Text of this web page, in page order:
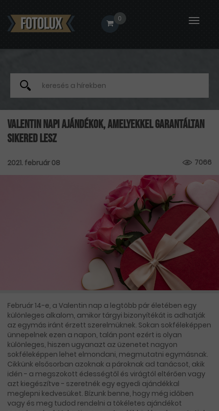
0
Toggle
Valentin napi ajándékok, amelyekkel garantáltan
sikered lesz
2021. február 08 7066
Február 14-e, a Valentin nap a legtöbb pár életében egy
különleges alkalom, amikor tárgyi bizonyítékát is adhatják
az egymás iránt érzett szerelmüknek. Sokan sokféleképpen
ünnepelnek ezen a napon, talán pont ezért is olyan
különleges, hiszen ugyanazt az üzenetet nagyon
sokféleképpen lehet elmondani, megmutatni egymásnak.
Cikkünk elsősorban azoknak a pároknak ad tanácsot, akik
idén - a megszokott édességtől és virágtól eltérően vagy
azt kiegészítve - szeretnék egy egyedi ajándékkal
meglepni kedvesüket. Bízunk benne, hogy még időben
vagy és meg tudod rendelni a tökéletes ajándékot